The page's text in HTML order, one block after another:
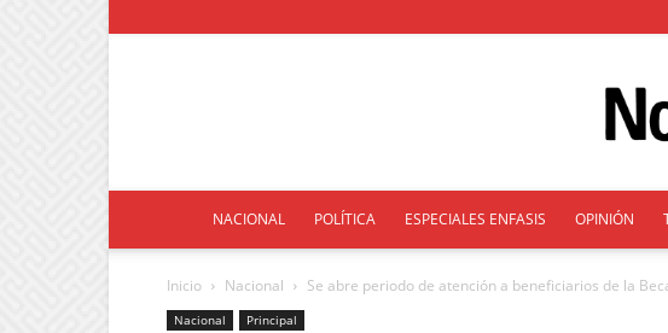
NACIONAL POLÍTICA ESPECIALES ENFASIS OPINIÓN
Inicio Nacional Se abre periodo de atención a beneficiarios de la
Nacional Principal